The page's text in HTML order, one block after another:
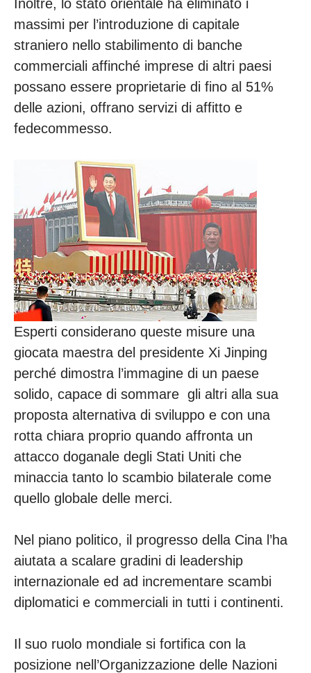
Inoltre, lo stato orientale ha eliminato i
massimi per l’introduzione di capitale
straniero nello stabilimento di banche
commerciali affinché imprese di altri paesi
possano essere proprietarie di fino al 51%
delle azioni, offrano servizi di affitto e
fedecommesso.
Esperti considerano queste misure una
giocata maestra del presidente Xi Jinping
perché dimostra l’immagine di un paese
solido, capace di sommare gli altri alla sua
proposta alternativa di sviluppo e con una
rotta chiara proprio quando affronta un
attacco doganale degli Stati Uniti che
minaccia tanto lo scambio bilaterale come
quello globale delle merci.
Nel piano politico, il progresso della Cina l’ha
aiutata a scalare gradini di leadership
internazionale ed ad incrementare scambi
diplomatici e commerciali in tutti i continenti.
Il suo ruolo mondiale si fortifica con la
posizione nell’Organizzazione delle Nazioni